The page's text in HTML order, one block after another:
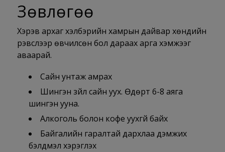
Зөвлөгөө
Хэрэв архаг хэлбэрийн хамрын дайвар хөндийн
үрэвслээр өвчилсөн бол дараах арга хэмжээг
аваарай.
Сайн унтаж амрах
Шингэн зүйл сайн уух. Өдөрт 6-8 аяга
шингэн ууна.
Алкоголь болон кофе уухгүй байх
Байгалийн гаралтай дархлаа дэмжих
бэлдмэл хэрэглэх